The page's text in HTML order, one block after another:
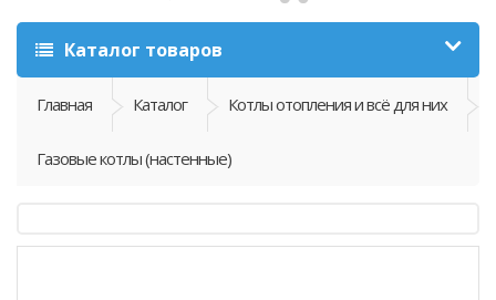
Каталог товаров
Главная Каталог Котлы отопления и всё для них
Газовые котлы (настенные)